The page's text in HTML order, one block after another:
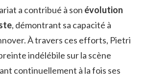
a contribué à son évolution
, démontrant sa capacité à
À travers ces efforts, Pietri
indélébile sur la scène
continuellement à la fois ses